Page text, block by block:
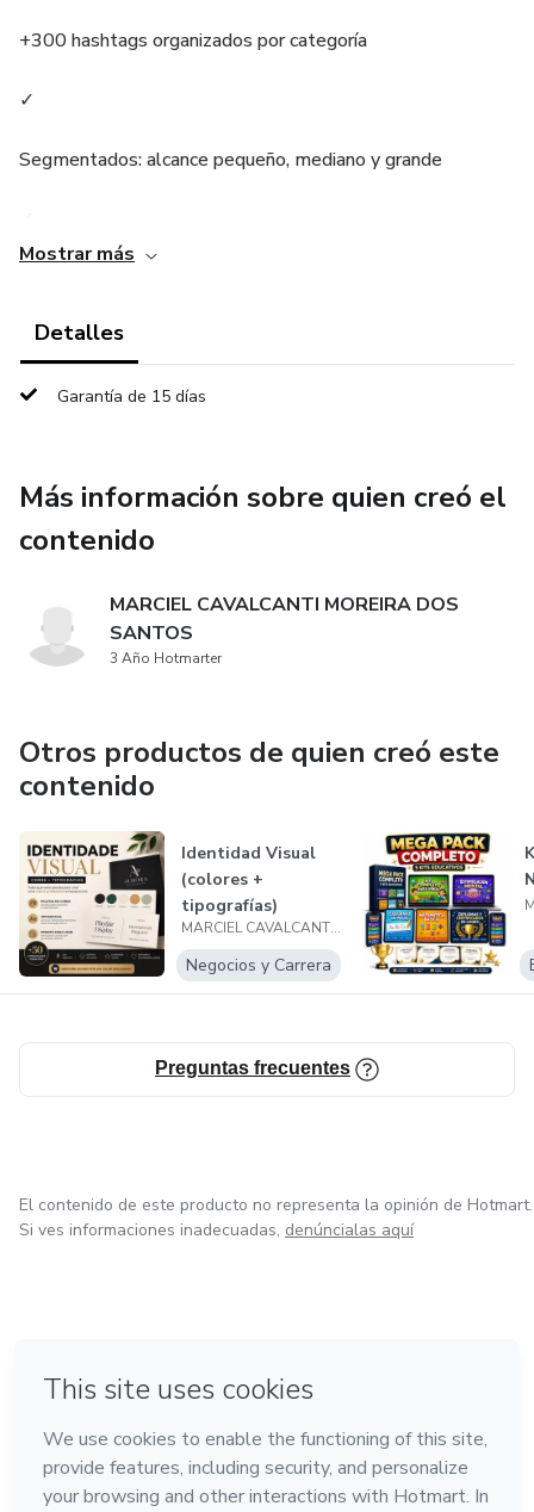
+300 hashtags organizados por categoría
✓
Segmentados: alcance pequeño, mediano y grande
Mostrar más
Detalles
Garantía de 15 días
Más información sobre quien creó el
contenido
MARCIEL CAVALCANTI MOREIRA DOS
SANTOS
3 Año Hotmarter
Otros productos de quien creó este
contenido
Identidad Visual
(colores +
tipografías)
MARCIEL CAVALCANTI MOREIRA DOS SANTOS
Negocios y Carrera
Preguntas frecuentes
El contenido de este producto no representa la opinión de Hotmart.
Si ves informaciones inadecuadas, denúncialas aquí
Hecho con ❤
en Belo Horizonte
en Ciudad de México